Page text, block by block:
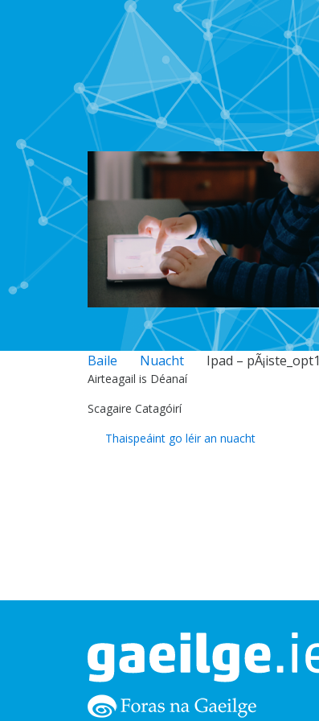
Baile Nuacht Ipad – pÃ¡iste_opt1
Airteagail is Déanaí
Scagaire Catagóirí
Thaispeáint go léir an nuacht